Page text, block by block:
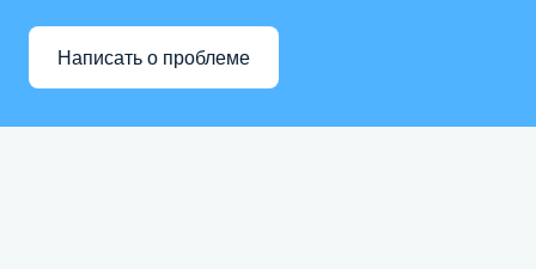
Написать о проблеме